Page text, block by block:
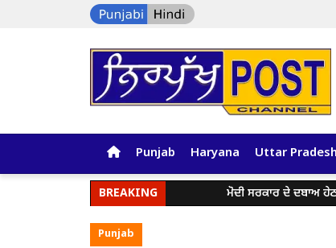
Punjab Haryana Uttar Pradesh
BREAKING ਮੋਦੀ ਸਰਕਾਰ ਦੇ ਦਬਾਅ ਹੇਠ ਪੇਪਰ
Punjab